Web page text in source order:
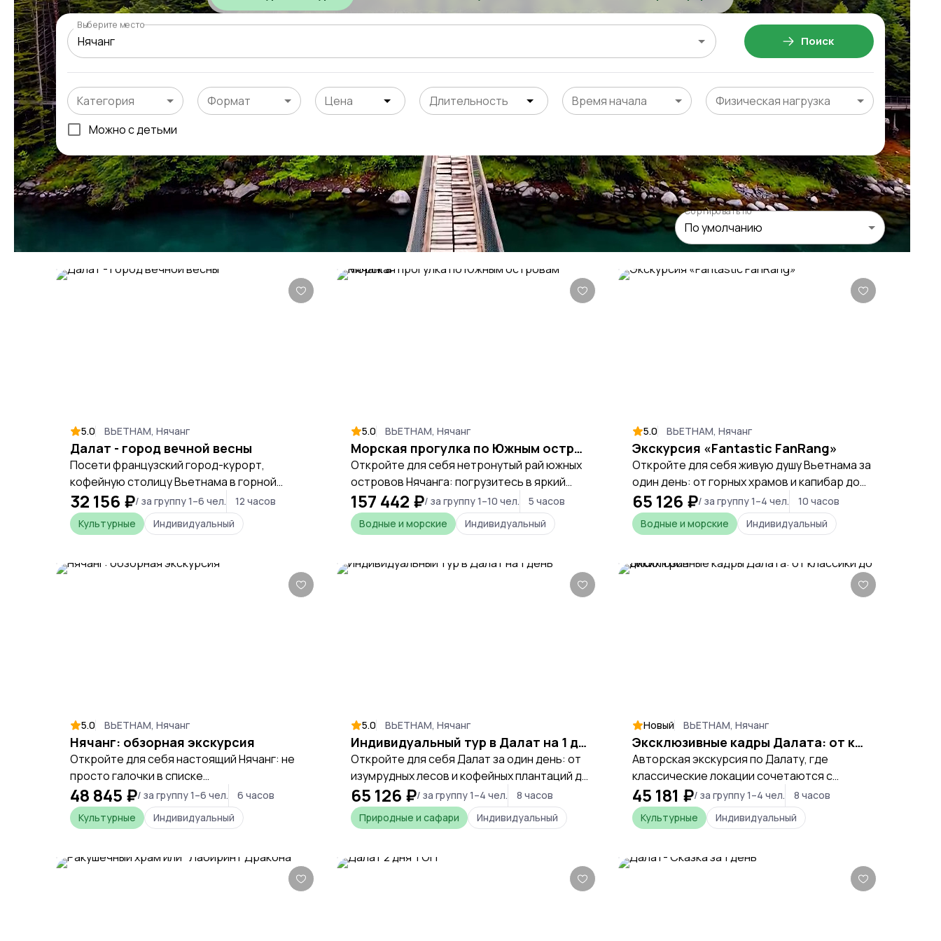
Выберите место
Категория Формат Цена Длительность Время начала
Физическая нагрузка
Можно с детьми
Поиск
Сортировать по
По умолчанию
5.0 ВЬЕТНАМ, Нячанг
Далат - город вечной весны
Посети французский город-курорт,
кофейную столицу Вьетнама в горной
прохладе.
32 156 ₽/ за группу 1–6 чел.
12 часов
Культурные
Индивидуальный
5.0 ВЬЕТНАМ, Нячанг
Морская прогулка по Южным островам Нячанга
Откройте для себя нетронутый рай южных
островов Нячанга: погрузитесь в яркий
подводный мир, расслабьтесь на
тропических пляжах и прикоснитесь к
живой культуре рыбацких деревень. Это
безмятежного отдыха на воде.
157 442 ₽/ за группу 1–10 чел.
5 часов
Водные и морские
Индивидуальный
5.0 ВЬЕТНАМ, Нячанг
Экскурсия «Fantastic FanRang»
Откройте для себя живую душу Вьетнама за
один день: от горных храмов и капибар до
соляных полей и виноградников, чтобы
прикоснуться к настоящим традициям и
природе этой удивительной страны.
65 126 ₽/ за группу 1–4 чел.
10 часов
Водные и морские
Индивидуальный
5.0 ВЬЕТНАМ, Нячанг
Нячанг: обзорная экскурсия
Откройте для себя настоящий Нячанг: не
просто галочки в списке
достопримечательностей, а живая
история, культура и вкус Вьетнама с
опытным гидом.
48 845 ₽/ за группу 1–6 чел.
6 часов
Культурные
Индивидуальный
5.0 ВЬЕТНАМ, Нячанг
Индивидуальный тур в Далат на 1 день
Откройте для себя Далат за один день: от
изумрудных лесов и кофейных плантаций до
причудливой архитектуры и буддийских
храмов — вы получите полноценное
погружение в атмосферу горного курорта с
65 126 ₽/ за группу 1–4 чел.
8 часов
Природные и сафари
Индивидуальный
Новый ВЬЕТНАМ, Нячанг
Эксклюзивные кадры Далата: от классики до диких троп
Авторская экскурсия по Далату, где
классические локации сочетаются с
атмосферными маршрутами и продуманной
съёмкой. Хороший вариант, если хочется
не просто посмотреть, а сохранить
45 181 ₽/ за группу 1–4 чел.
8 часов
Культурные
Индивидуальный